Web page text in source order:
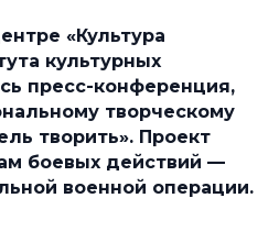
«Культура
культурных
пресс-конференция,
творческому
творить». Проект
боевых действий —
военной операции.